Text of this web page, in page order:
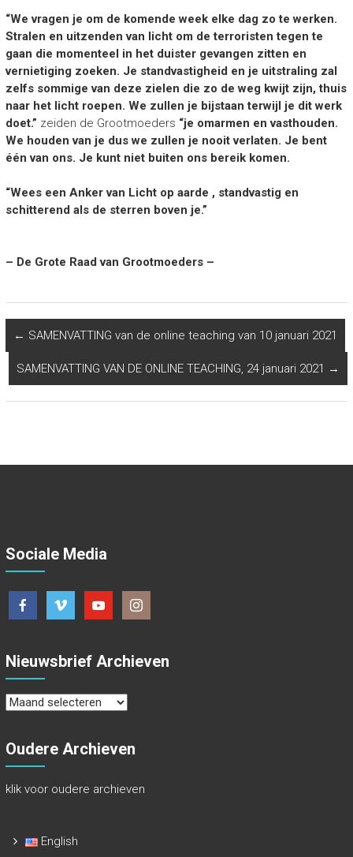
“We vragen je om de komende week elke dag zo te werken.
Stralen en uitzenden van licht om de terroristen tegen te
gaan die momenteel in het duister gevangen zitten en
vernietiging zoeken. Je standvastigheid en je uitstraling zal
zelfs sommige van deze zielen die zo de weg kwijt zijn, thuis
naar het licht roepen. We zullen je bijstaan terwijl je dit werk
doet.” zeiden de Grootmoeders “je omarmen en vasthouden.
We houden van je dus we zullen je nooit verlaten. Je bent
één van ons. Je kunt niet buiten ons bereik komen.
“Wees een Anker van Licht op aarde , standvastig en
schitterend als de sterren boven je.”
– De Grote Raad van Grootmoeders –
← SAMENVATTING van de online teaching van 10 januari 2021
SAMENVATTING VAN DE ONLINE TEACHING, 24 januari 2021 →
Sociale Media
Nieuwsbrief Archieven
Nieuwsbrief
Oudere Archieven
klik voor oudere archieven
English